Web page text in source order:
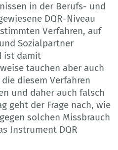
in der Berufs- und
DQR-Niveau
Verfahren, auf
Sozialpartner
ist damit
tauchen aber auch
diesem Verfahren
und daher auch falsch
geht der Frage nach, wie
solchen Missbrauch
Instrument DQR